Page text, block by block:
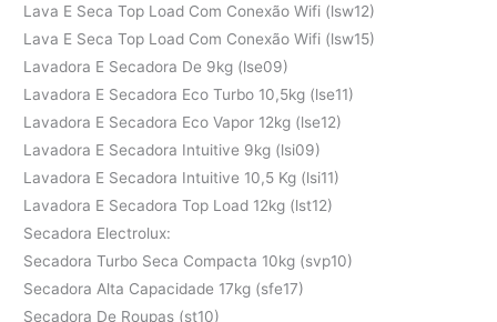
Lava E Seca Top Load Com Conexão Wifi (lsw12)
Lava E Seca Top Load Com Conexão Wifi (lsw15)
Lavadora E Secadora De 9kg (lse09)
Lavadora E Secadora Eco Turbo 10,5kg (lse11)
Lavadora E Secadora Eco Vapor 12kg (lse12)
Lavadora E Secadora Intuitive 9kg (lsi09)
Lavadora E Secadora Intuitive 10,5 Kg (lsi11)
Lavadora E Secadora Top Load 12kg (lst12)
Secadora Electrolux:
Secadora Turbo Seca Compacta 10kg (svp10)
Secadora Alta Capacidade 17kg (sfe17)
Secadora De Roupas (st10)